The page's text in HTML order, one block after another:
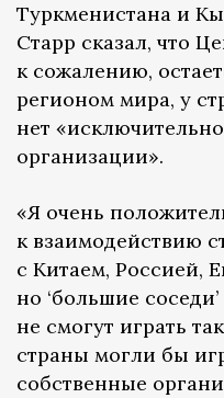
Туркменистана и
Старр сказал, что
к сожалению,
регионом мира, у
нет
организации».
«Я очень
к взаимодействию
с Китаем, Россией,
но ‘большие
не смогут играть
страны могли бы
собственные